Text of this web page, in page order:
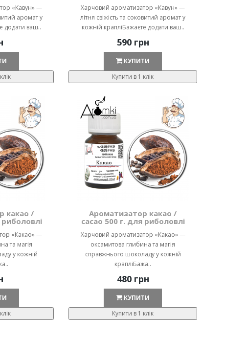
«Кавун» —
аромат у
додати ваш..
Харчовий ароматизатор «Кавун» —
літня свіжість та соковитий аромат у
кожній крапліБажаєте додати ваш..
590 грн
КУПИТИ
Купити в 1 клік
какао /
«Какао» —
та магія
у кожній
Ароматизатор какао /
cacao 500 г. для риболовлі
Харчовий ароматизатор «Какао» —
оксамитова глибина та магія
справжнього шоколаду у кожній
крапліБажа..
480 грн
КУПИТИ
Купити в 1 клік